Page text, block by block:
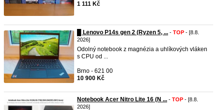
1 111 Kč
█ Lenovo P14s gen 2 (Ryzen 5, ... - TOP - [8.8.
2026]
Odolný notebook z magnézia a uhlíkových vláken
s CPU od ...
Brno - 621 00
10 900 Kč
Notebook Acer Nitro Lite 16 (N ... - TOP - [8.8.
2026]